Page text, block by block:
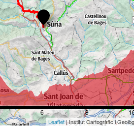
6 8
Leaflet| Institut Cartogràfic i